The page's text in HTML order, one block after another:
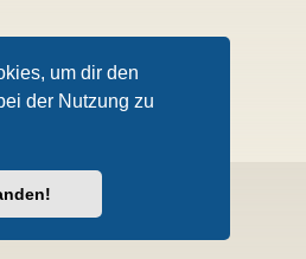
um dir den
der Nutzung zu